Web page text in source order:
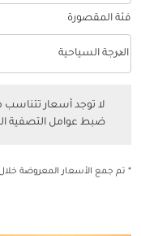
فئة المقصورة
فئة المقصورة option الدرجة السياحية Selected
الدرجة السياحية
keyboard_arrow_down
لا توجد أسعار تتناسب
ضبط عوامل التصفية
* تم جمع الأسعار المعروضة خلال آخر 48 ساعة وقد لا تكون متاحة